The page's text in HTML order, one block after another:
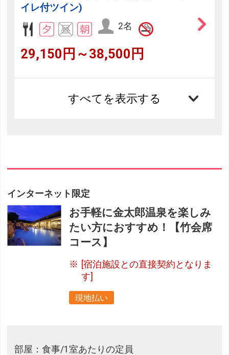
イレ付ツイン)
2名
29,150円～38,500円
すべてを表示する
インターネット限定
お手軽に金太郎温泉を楽しみ
たい方におすすめ！【竹会席
コース】
[宿泊施設との直接契約となりま
す]
現地払い
部屋：食事/1室あたりの定員